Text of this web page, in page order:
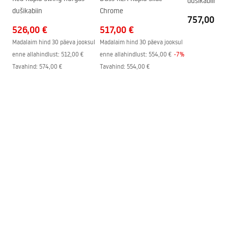
Pielęgnacja
Pielegnacja.pdf
dušikabiin
526,00 €
Madalaim hind 30 päeva jooksul
enne allahindlust: 512,00 €
Tavahind: 574,00 €
Chrome
517,00 €
Madalaim hind 30 päeva jooksul
enne allahindlust: 554,00 € -7%
Tavahind: 554,00 €
757,00 €